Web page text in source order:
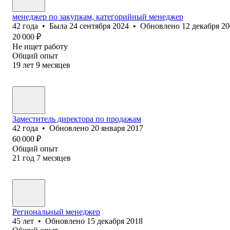
менеджер по закупкам, категорийный менеджер
42 года • Была 24 сентября 2024 • Обновлено 12 декабря
20 000 ₽
Не ищет работу
Общий опыт
19 лет 9 месяцев
Заместитель директора по продажам
42 года • Обновлено 20 января 2017
60 000 ₽
Общий опыт
21 год 7 месяцев
Региональный менеджер
45 лет • Обновлено 15 декабря 2018